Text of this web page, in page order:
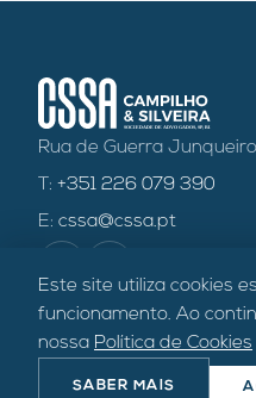
Rua de Guerra
T: +351 226 079 390
E: cssa@cssa.pt
Este site utiliza cookies
funcionamento. Ao
nossa Política de Cookies
SABER MAIS